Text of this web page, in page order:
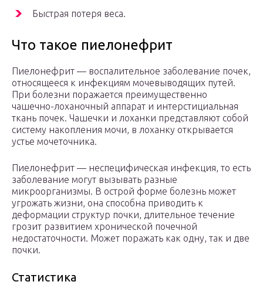
Быстрая потеря веса.
Что такое пиелонефрит
Пиелонефрит — воспалительное заболевание почек,
относящееся к инфекциям мочевыводящих путей.
При болезни поражается преимущественно
чашечно-лоханочный аппарат и интерстициальная
ткань почек. Чашечки и лоханки представляют собой
систему накопления мочи, в лоханку открывается
устье мочеточника.
Пиелонефрит — неспецифическая инфекция, то есть
заболевание могут вызывать разные
микроорганизмы. В острой форме болезнь может
угрожать жизни, она способна приводить к
деформации структур почки, длительное течение
грозит развитием хронической почечной
недостаточности. Может поражать как одну, так и две
почки.
Статистика